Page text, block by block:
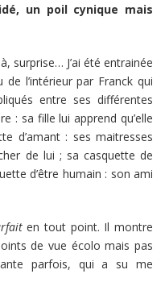
un poil cynique mais
surprise… J’ai été entrainée
de l’intérieur par Franck qui
entre ses différentes
: sa fille lui apprend qu’elle
d’amant : ses maitresses
de lui ; sa casquette de
d’être humain : son ami
en tout point. Il montre
de vue écolo mais pas
parfois, qui a su me